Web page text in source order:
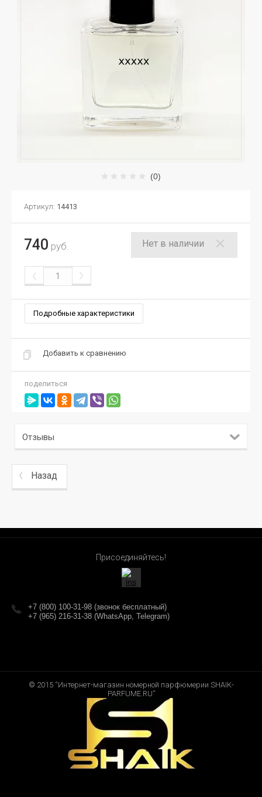
(0)
Артикул: 14413
740 руб. Нет в наличии
Подробные характеристики
Добавить к сравнению
поделиться
Отзывы
Назад
Присоединяйтесь!
+7 (800) 100-31-98 (звонок бесплатный)
+7 (965) 216-31-38 (WhatsApp, Telegram)
© 2015 “Интернет-магазин номерной парфюмерии SHAIK-
PARFUME.RU”